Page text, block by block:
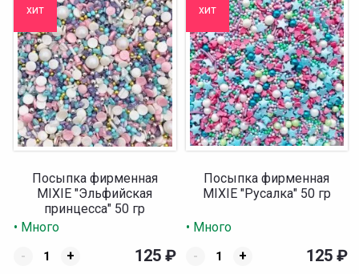
хит
Посыпка фирменная
MIXIE "Эльфийская
принцесса" 50 гр
• Много
-
+ 125 ₽
хит
Посыпка фирменная
MIXIE "Русалка" 50 гр
• Много
-
+ 125 ₽